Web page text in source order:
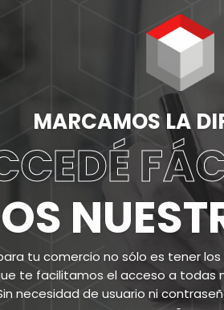
a principios de
una empresa joven
cuenta con
trabajando con